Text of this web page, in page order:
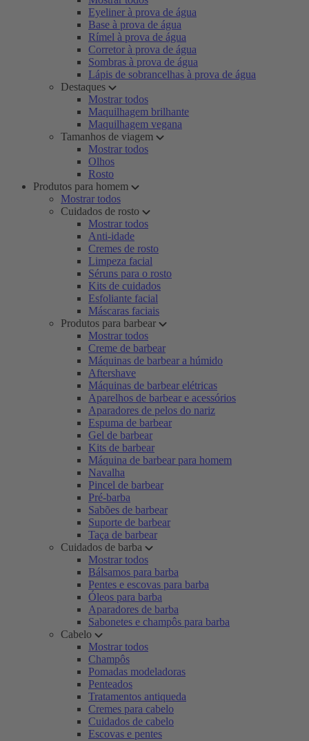
Eyeliner à prova de água
Base à prova de água
Rímel à prova de água
Corretor à prova de água
Sombras à prova de água
Lápis de sobrancelhas à prova de água
Destaques
Mostrar todos
Maquilhagem brilhante
Maquilhagem vegana
Tamanhos de viagem
Mostrar todos
Olhos
Rosto
Produtos para homem
Mostrar todos
Cuidados de rosto
Mostrar todos
Anti-idade
Cremes de rosto
Limpeza facial
Séruns para o rosto
Kits de cuidados
Esfoliante facial
Máscaras faciais
Produtos para barbear
Mostrar todos
Creme de barbear
Máquinas de barbear a húmido
Aftershave
Máquinas de barbear elétricas
Aparelhos de barbear e acessórios
Aparadores de pelos do nariz
Espuma de barbear
Gel de barbear
Kits de barbear
Máquina de barbear para homem
Navalha
Pincel de barbear
Pré-barba
Sabões de barbear
Suporte de barbear
Taça de barbear
Cuidados de barba
Mostrar todos
Bálsamos para barba
Pentes e escovas para barba
Óleos para barba
Aparadores de barba
Sabonetes e champôs para barba
Cabelo
Mostrar todos
Champôs
Pomadas modeladoras
Penteados
Tratamentos antiqueda
Cremes para cabelo
Cuidados de cabelo
Escovas e pentes